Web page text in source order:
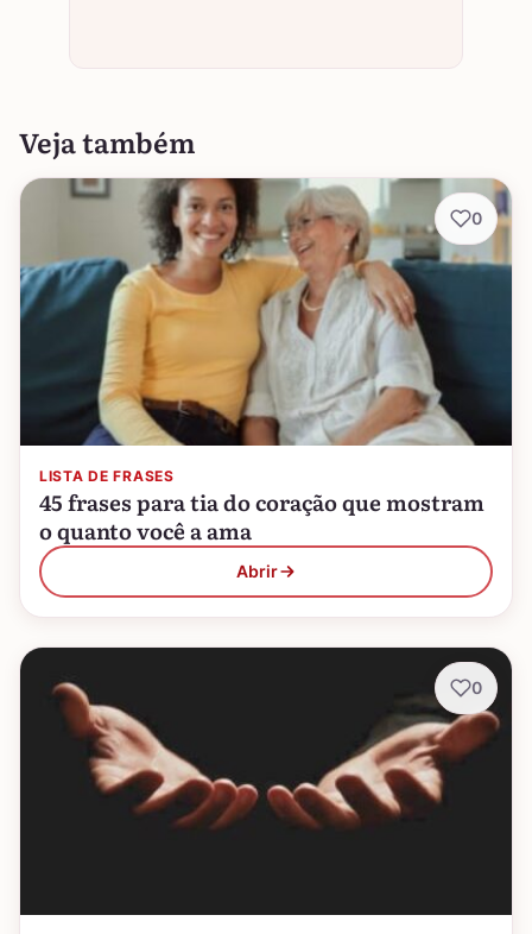
Veja também
LISTA DE FRASES
45 frases para tia do coração que mostram
o quanto você a ama
Abrir
0
0